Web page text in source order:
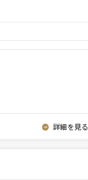
詳細を見る